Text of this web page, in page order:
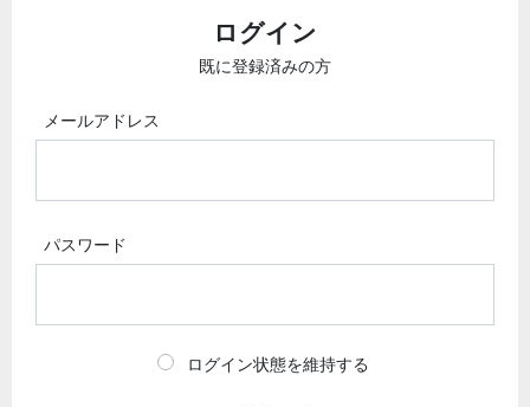
ログイン
既に登録済みの方
メールアドレス
パスワード
ログイン状態を維持する